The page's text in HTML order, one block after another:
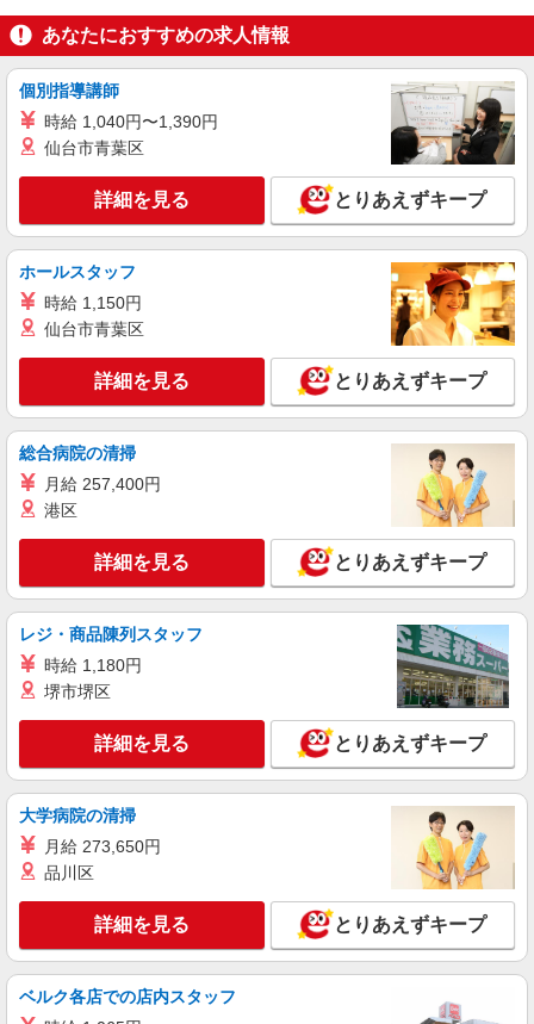
株式会社パソナ・東京キャリアセンター/KT6001176756
月給298200円 ★交通費規定に基づき交通費支
東京都渋谷区（渋谷駅）
キープ 詳細を見る
派遣社員
株式会社パソナ・東京キャリアセンター/KT6001174239
月給298200円 ★交通費規定に基づき交通費支
給
キープ 詳細を見る
株式会社パソナ・東京キャリアセンター/KT600117291502
営業事務/一般事務/OA事務
月給306200円 ★交通費規定に基づき交通費支
給
キープ 詳細を見る
派遣社員
株式会社パソナ・東京キャリアセンター/KT6001170494
月給291600円 ★交通費規定に基づき交通費支
東京都渋谷区（渋谷駅）
キープ 詳細を見る
あなたにおすすめの求人情報
個別指導講師
時給 1,040円〜1,390円
仙台市青葉区
詳細を見る とりあえずキープ
ホールスタッフ
時給 1,150円
仙台市青葉区
詳細を見る とりあえずキープ
総合病院の清掃
月給 257,400円
港区
詳細を見る とりあえずキープ
レジ・商品陳列スタッフ
時給 1,180円
堺市堺区
詳細を見る とりあえずキープ
大学病院の清掃
月給 273,650円
品川区
詳細を見る とりあえずキープ
ベルク各店での店内スタッフ